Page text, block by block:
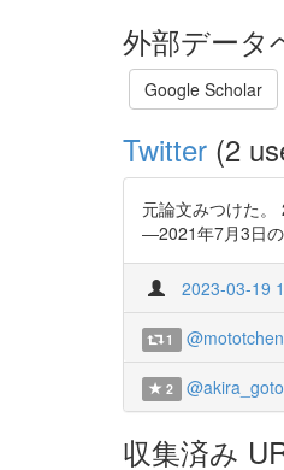
外部データ
Google Scholar
Twitter (2
元論文みつけた
―2021年7月3日
2023-03-19
1 @mototchen
2 @akira_goto
収集済み